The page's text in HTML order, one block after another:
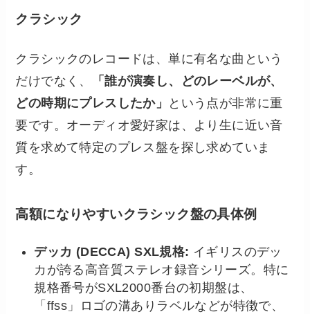
クラシック
クラシックのレコードは、単に有名な曲という
だけでなく、
「誰が演奏し、どのレーベルが、
どの時期にプレスしたか」
という点が非常に重
要です。オーディオ愛好家は、より生に近い音
質を求めて特定のプレス盤を探し求めていま
す。
高額になりやすいクラシック盤の具体例
デッカ (DECCA) SXL規格: イギリスのデッ
カが誇る高音質ステレオ録音シリーズ。特に
規格番号がSXL2000番台の初期盤は、
「ffss」ロゴの溝ありラベルなどが特徴で、